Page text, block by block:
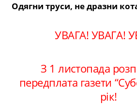
Одягни труси, не дразни
УВАГА! УВАГА!
З 1 листопада
передплата газети
рік!